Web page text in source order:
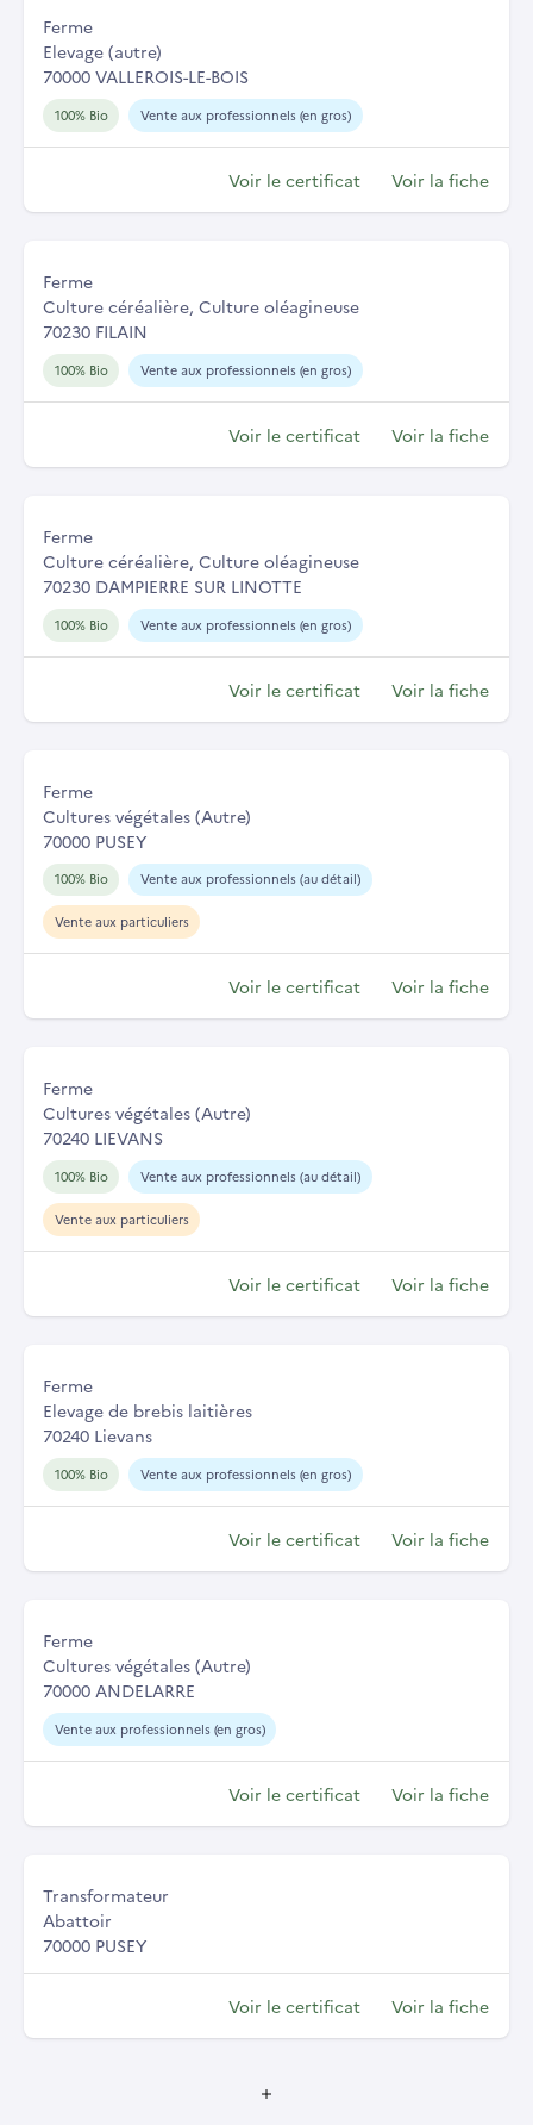
Ferme
Elevage (autre)
70000 VALLEROIS-LE-BOIS
100% Bio Vente aux professionnels (en gros)
Voir le certificat Voir la fiche
Ferme
Culture céréalière, Culture oléagineuse
70230 FILAIN
100% Bio Vente aux professionnels (en gros)
Voir le certificat Voir la fiche
Ferme
Culture céréalière, Culture oléagineuse
70230 DAMPIERRE SUR LINOTTE
100% Bio Vente aux professionnels (en gros)
Voir le certificat Voir la fiche
Ferme
Cultures végétales (Autre)
70000 PUSEY
100% Bio Vente aux professionnels (au détail)
Vente aux particuliers
Voir le certificat Voir la fiche
Ferme
Cultures végétales (Autre)
70240 LIEVANS
100% Bio Vente aux professionnels (au détail)
Vente aux particuliers
Voir le certificat Voir la fiche
Ferme
Elevage de brebis laitières
70240 Lievans
100% Bio Vente aux professionnels (en gros)
Voir le certificat Voir la fiche
Ferme
Cultures végétales (Autre)
70000 ANDELARRE
Vente aux professionnels (en gros)
Voir le certificat Voir la fiche
Transformateur
Abattoir
70000 PUSEY
Voir le certificat Voir la fiche